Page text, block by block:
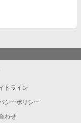
ドライン
シーポリシー
わせ